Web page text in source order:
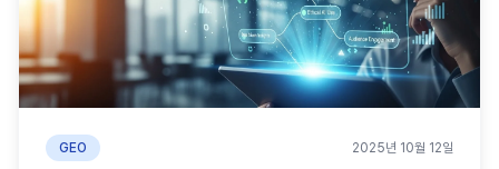
GEO 2025년 10월 12일